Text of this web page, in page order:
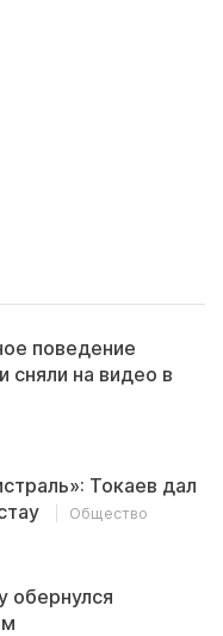
поведение
на видео в
Токаев дал
Общество
обернулся